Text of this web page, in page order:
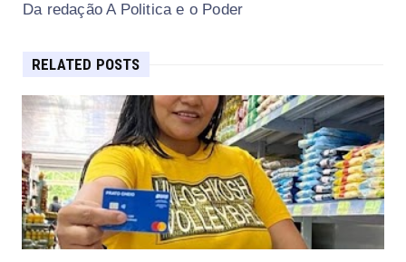
Da redação A Politica e o Poder
RELATED POSTS